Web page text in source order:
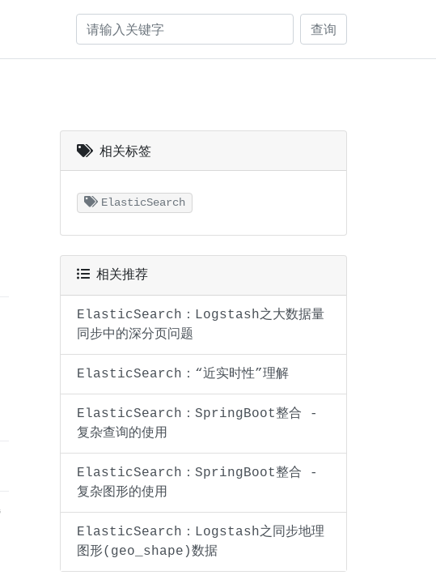
查询
相关标签
ElasticSearch
相关推荐
ElasticSearch：Logstash之大数据量
同步中的深分页问题
ElasticSearch：“近实时性”理解
ElasticSearch：SpringBoot整合 -
复杂查询的使用
ElasticSearch：SpringBoot整合 -
复杂图形的使用
ElasticSearch：Logstash之同步地理
图形(geo_shape)数据